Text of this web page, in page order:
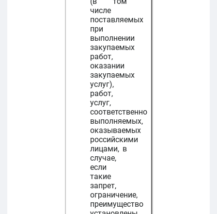
числе
поставляемых
при
выполнении
закупаемых
работ,
оказании
закупаемых
услуг),
работ,
услуг,
соответственно
выполняемых,
оказываемых
российскими
лицами, в
случае,
если
такие
запрет,
ограничение,
преимущество